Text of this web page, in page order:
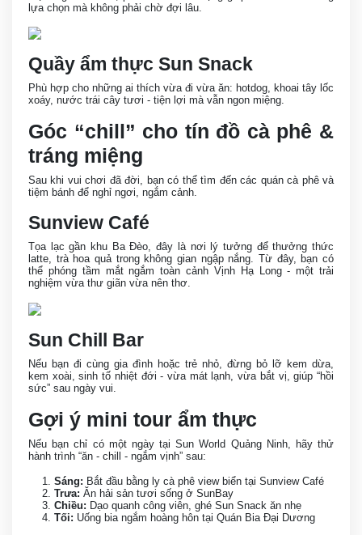
lựa chọn mà không phải chờ đợi lâu.
Quầy ẩm thực Sun Snack
Phù hợp cho những ai thích vừa đi vừa ăn: hotdog, khoai tây lốc
xoáy, nước trái cây tươi - tiện lợi mà vẫn ngon miệng.
Góc “chill” cho tín đồ cà phê &
tráng miệng
Sau khi vui chơi đã đời, bạn có thể tìm đến các quán cà phê và
tiệm bánh để nghỉ ngơi, ngắm cảnh.
Sunview Café
Tọa lạc gần khu Ba Đèo, đây là nơi lý tưởng để thưởng thức
latte, trà hoa quả trong không gian ngập nắng. Từ đây, bạn có
thể phóng tầm mắt ngắm toàn cảnh Vịnh Hạ Long - một trải
nghiệm vừa thư giãn vừa nên thơ.
Sun Chill Bar
Nếu bạn đi cùng gia đình hoặc trẻ nhỏ, đừng bỏ lỡ kem dừa,
kem xoài, sinh tố nhiệt đới - vừa mát lạnh, vừa bắt vị, giúp “hồi
sức” sau ngày vui.
Gợi ý mini tour ẩm thực
Nếu bạn chỉ có một ngày tại Sun World Quảng Ninh, hãy thử
hành trình “ăn - chill - ngắm vịnh” sau:
Sáng: Bắt đầu bằng ly cà phê view biển tại Sunview Café
Trưa: Ăn hải sản tươi sống ở SunBay
Chiều: Dạo quanh công viên, ghé Sun Snack ăn nhẹ
Tối: Uống bia ngắm hoàng hôn tại Quán Bia Đại Dương